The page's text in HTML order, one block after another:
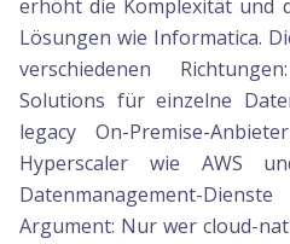
erhöht die Komplexität und
Lösungen wie Informatica.
verschiedenen
Solutions für einzelne
legacy On-Premise-
Hyperscaler wie AWS
Datenmanagement-
Argument: Nur wer cloud-